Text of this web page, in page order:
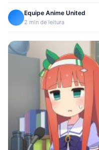
Equipe Anime United
2 min de leitura